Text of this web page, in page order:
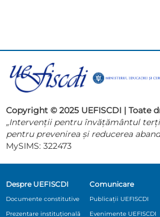
Copyright © 2025 UEFISCDI | Toate
„Intervenții pentru învățământul
pentru prevenirea și reducerea
MySIMS: 322473
Despre UEFISCDI
Documente constitutive
Prezentare instituțională
Comunicare
Publicații UEFISCDI
Evenimente UEFISCDI